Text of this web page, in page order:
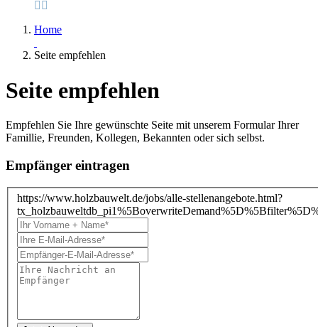
Home
Seite empfehlen
Seite empfehlen
Empfehlen Sie Ihre gewünschte Seite mit unserem Formular Ihrer
Famillie, Freunden, Kollegen, Bekannten oder sich selbst.
Empfänger eintragen
https://www.holzbauwelt.de/jobs/alle-stellenangebote.html?